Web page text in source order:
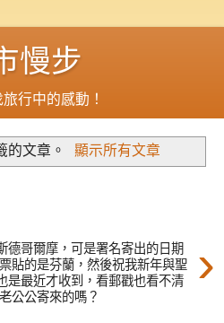
慢步
行中的感動！
的文章。 顯示所有文章
›
德哥爾摩，可是署名寄出的日期
貼的是芬蘭，然後祝我新年與聖
是最近才收到，看郵戳也看不清
公公寄來的嗎？